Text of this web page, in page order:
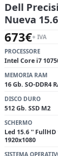
Dell
Nueva
673€+ IVA
PROCESSORE
Intel Core i7
MEMORIA RAM
16 Gb. SO-DDR4
DISCO DURO
512 Gb. SSD M2
SCHERMO
Led 15.6 '' FullHD
1920x1080
SISTEMA